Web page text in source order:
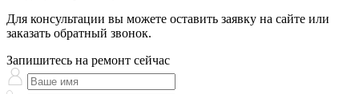
Для консультации вы можете оставить заявку на сайте или
заказать обратный звонок.
Запишитесь на ремонт сейчас